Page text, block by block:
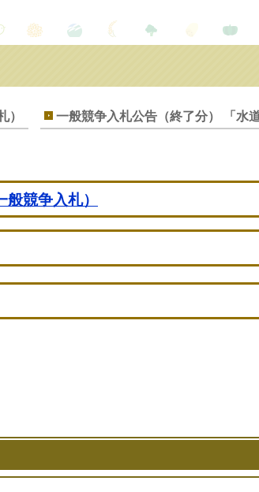
） 一般競争入札公告（終了分） 「水道
競争入札）